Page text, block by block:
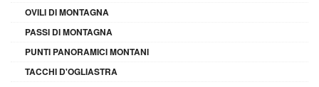
OVILI DI MONTAGNA
PASSI DI MONTAGNA
PUNTI PANORAMICI MONTANI
TACCHI D'OGLIASTRA